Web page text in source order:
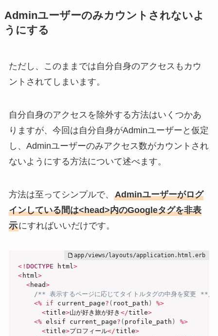
Adminユーザーのみカウントされないよ
うにする
ただし、このままでは自分自身のアクセスもカウ
ントされてしまいます。
自分自身のアクセスを除外する方法はいくつかあ
りますが、今回は自分自身がAdminユーザーと仮定
し、Adminユーザーのみアクセス数がカウントされ
ないようにする方法について述べます。
方法は至ってシンプルで、 Adminユーザーがログ
インしている間は<head>内のGoogleタグを非表
示にすればいいだけです。
< ! DOCTYPE html>
< html>
<head>
/** 表示するページに応じてタイトルタグの中身を変更 **/
<% if current_page? ( root_path ) %>
<title>山が好き旅が好き </title>
<% elsif current_page? ( profile_path ) %>
<title>プロフィール</title>